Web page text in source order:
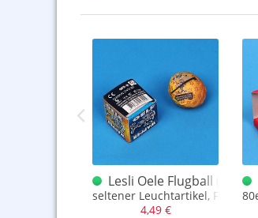
Mini Cracker 1200Lesli Oele Flugball (Mini
seltener Leuchtartikel, Flugball
4,49 €